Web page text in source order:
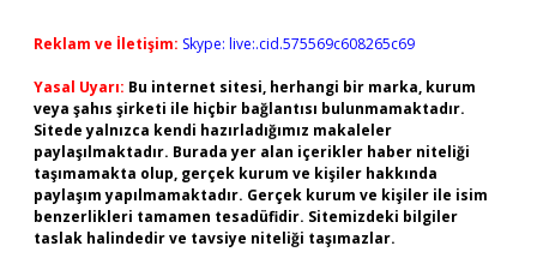
Reklam ve İletişim: Skype: live:.cid.575569c608265c69
Yasal Uyarı: Bu internet sitesi, herhangi bir marka, kurum
veya şahıs şirketi ile hiçbir bağlantısı bulunmamaktadır.
Sitede yalnızca kendi hazırladığımız makaleler
paylaşılmaktadır. Burada yer alan içerikler haber niteliği
taşımamakta olup, gerçek kurum ve kişiler hakkında
paylaşım yapılmamaktadır. Gerçek kurum ve kişiler ile isim
benzerlikleri tamamen tesadüfidir. Sitemizdeki bilgiler
taslak halindedir ve tavsiye niteliği taşımazlar.